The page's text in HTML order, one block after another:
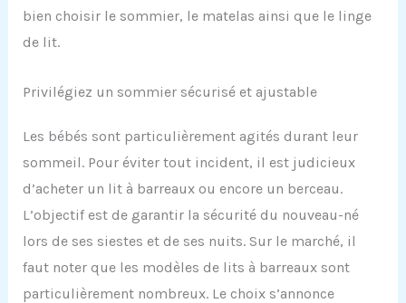
bien choisir le sommier, le matelas ainsi que le linge
de lit.
Privilégiez un sommier sécurisé et ajustable
Les bébés sont particulièrement agités durant leur
sommeil. Pour éviter tout incident, il est judicieux
d’acheter un lit à barreaux ou encore un berceau.
L’objectif est de garantir la sécurité du nouveau-né
lors de ses siestes et de ses nuits. Sur le marché, il
faut noter que les modèles de lits à barreaux sont
particulièrement nombreux. Le choix s’annonce